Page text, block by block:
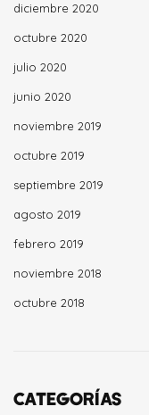
diciembre 2020
octubre 2020
julio 2020
junio 2020
noviembre 2019
octubre 2019
septiembre 2019
agosto 2019
febrero 2019
noviembre 2018
octubre 2018
CATEGORÍAS